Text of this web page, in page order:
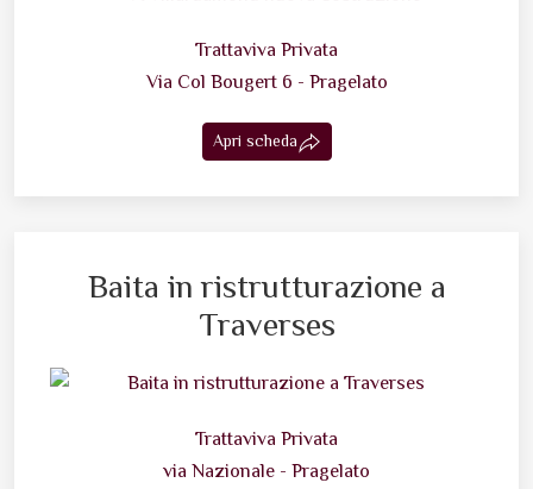
Trattaviva Privata
Via Col Bougert 6 - Pragelato
Apri scheda
Baita in ristrutturazione a
Traverses
Trattaviva Privata
via Nazionale - Pragelato